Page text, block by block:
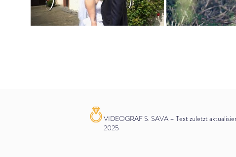
VIDEOGRAF S. SAVA – Text zuletzt
2025